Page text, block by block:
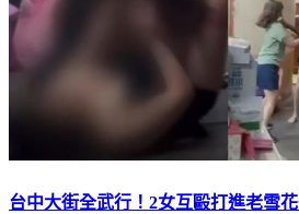
台中大街全武行！2女互毆打進老雪